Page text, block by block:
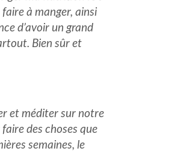
à manger, ainsi
d’avoir un grand
Bien sûr et
et méditer sur notre
des choses que
semaines, le